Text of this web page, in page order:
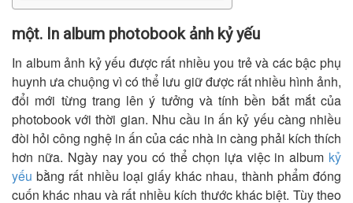
một. In album photobook ảnh kỷ yếu
In album ảnh kỷ yếu được rất nhiều you trẻ và các bậc phụ
huynh ưa chuộng vì có thể lưu giữ được rất nhiều hình ảnh,
đổi mới từng trang lên ý tưởng và tính bền bắt mắt của
photobook với thời gian. Nhu cầu in ấn kỷ yếu càng nhiều
đòi hỏi công nghệ in ấn của các nhà in càng phải kích thích
hơn nữa. Ngày nay you có thể chọn lựa việc in album kỷ
yếu bằng rất nhiều loại giấy khác nhau, thành phẩm đóng
cuốn khác nhau và rất nhiều kích thước khác biệt. Tùy theo